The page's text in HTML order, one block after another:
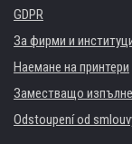
GDPR
За фирми и
Наемане на принтери
Заместващо
Odstoupení od